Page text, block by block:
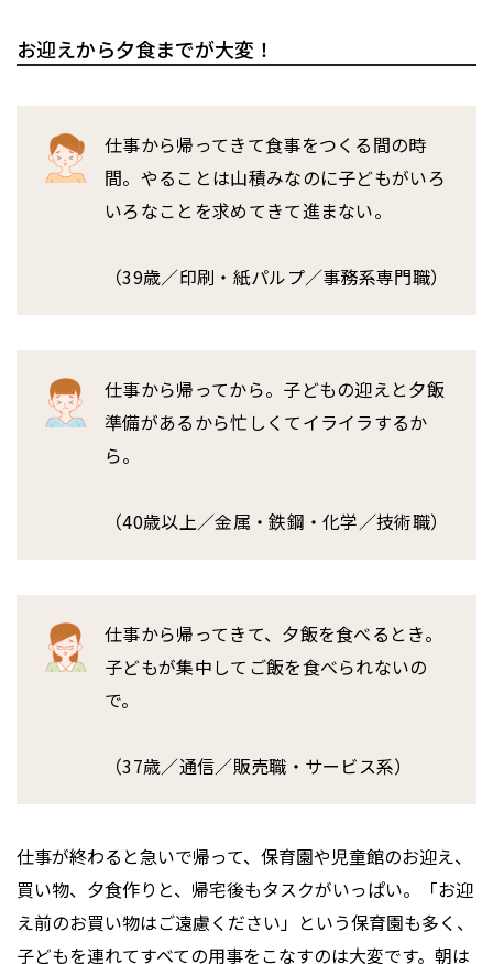
お迎えから夕食までが大変！
仕事から帰ってきて食事をつくる間の時
間。やることは山積みなのに子どもがいろ
いろなことを求めてきて進まない。
（39歳／印刷・紙パルプ／事務系専門職）
仕事から帰ってから。子どもの迎えと夕飯
準備があるから忙しくてイライラするか
ら。
（40歳以上／金属・鉄鋼・化学／技術職）
仕事から帰ってきて、夕飯を食べるとき。
子どもが集中してご飯を食べられないの
で。
（37歳／通信／販売職・サービス系）
仕事が終わると急いで帰って、保育園や児童館のお迎え、
買い物、夕食作りと、帰宅後もタスクがいっぱい。「お迎
え前のお買い物はご遠慮ください」という保育園も多く、
子どもを連れてすべての用事をこなすのは大変です。朝は